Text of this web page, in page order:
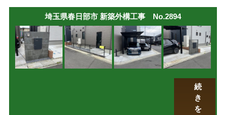
埼玉県春日部市 新築外構工事 No.2894
続
き
を